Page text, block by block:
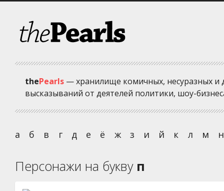
thePearls — хранилище комичных, несуразных и
высказываний от деятелей политики, шоу-
а б в г д е ё ж з и й к л м н
Персонажи на букву п